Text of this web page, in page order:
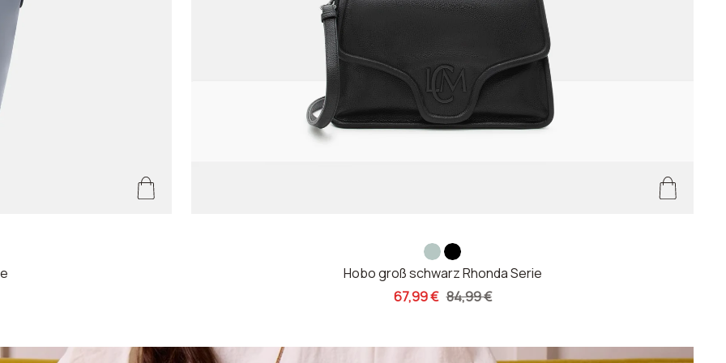
m
i
n
s
c
h
Hobo groß schwarz Rhonda Serie
Angebotspreis
67,99 € Regulärer
84,99 €